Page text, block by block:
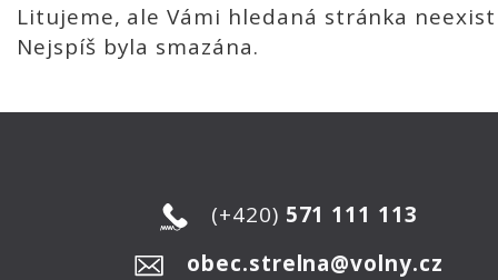
Litujeme, ale Vámi hledaná stránka
Nejspíš byla smazána.
(+420) 571 111 113
obec.strelna@volny.cz